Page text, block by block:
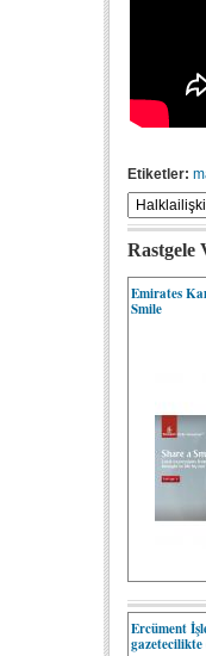
Etiketler:
Rastgele
Emirates
Smile
Ercüment
gazetecilikte